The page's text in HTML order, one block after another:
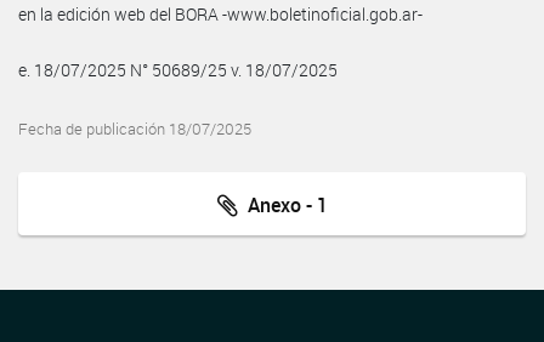
en la edición web del BORA -www.boletinoficial.gob.ar-
e. 18/07/2025 N° 50689/25 v. 18/07/2025
Fecha de publicación 18/07/2025
Anexo - 1